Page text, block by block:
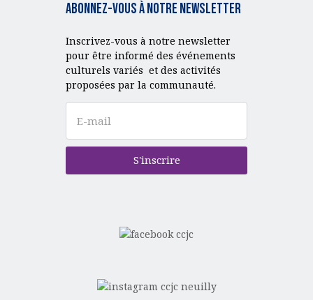
Abonnez-vous à notre Newsletter
Inscrivez-vous à notre newsletter
pour être informé des événements
culturels variés et des activités
proposées par la communauté.
S'inscrire